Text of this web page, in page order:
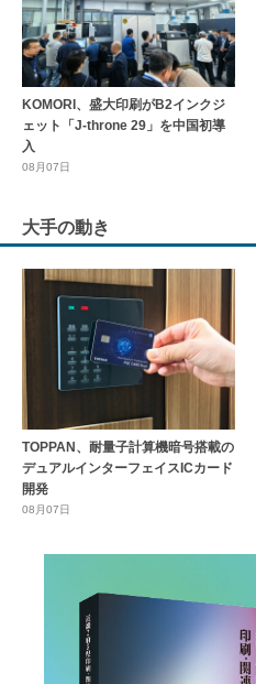
KOMORI、盛大印刷がB2インクジ
ェット「J-throne 29」を中国初導
入
08月07日
大手の動き
TOPPAN、耐量子計算機暗号搭載の
デュアルインターフェイスICカード
開発
08月07日